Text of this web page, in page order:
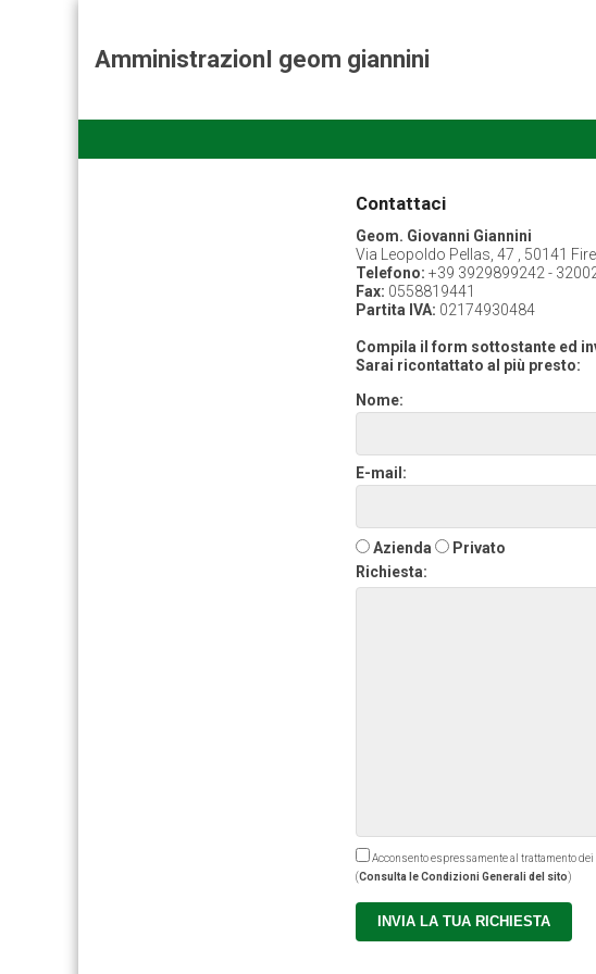
AmministrazionI geom giannini
Contattaci
Geom. Giovanni Giannini
Via Leopoldo Pellas, 47 , 50141
Telefono: +39 3929899242 -
Fax: 0558819441
Partita IVA: 02174930484
Compila il form sottostante ed
Sarai ricontattato al più presto:
Nome:
E-mail:
Azienda
Privato
Richiesta:
Acconsento espressamente al trattamento
(Consulta le Condizioni Generali del sito)
INVIA LA TUA RICHIESTA